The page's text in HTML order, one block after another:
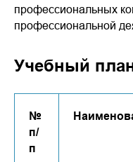
профессиональных
профессиональной
Учебный
№
п/
п